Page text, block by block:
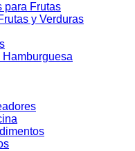
para Frutas
y Verduras